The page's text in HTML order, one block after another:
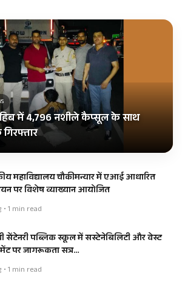
में 4,796 नशीले कैप्सूल के साथ
महाविद्यालय चौकीमन्यार में एआई आधारित
पर विशेष व्याख्यान आयोजित
• 1 min read
सेंटेनरी पब्लिक स्कूल में सस्टेनेबिलिटी और वेस्ट
पर जागरूकता सत्र…
• 1 min read